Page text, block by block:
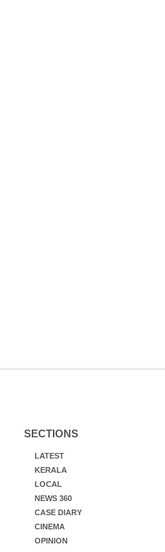
SECTIONS
LATEST
KERALA
LOCAL
NEWS 360
CASE DIARY
CINEMA
OPINION